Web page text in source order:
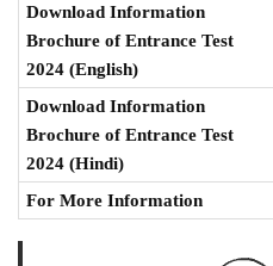
Download Information
Brochure of Entrance Test
2024 (English)
Download Information
Brochure of Entrance Test
2024 (Hindi)
For More Information